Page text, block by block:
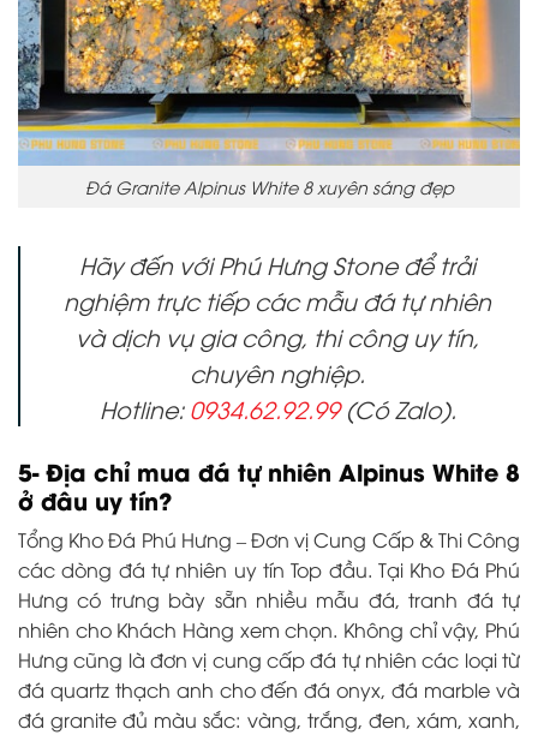
và dịch vụ gia công, thi công uy tín,
chuyên nghiệp.
Hotline:0934.62.92.99(Có Zalo).
5- Địa chỉ mua đá tự nhiên Alpinus White 8
ở đâu uy tín?
các dòng đá tự nhiên uy tín Top đầu. Tại Kho Đá Phú
Hưng có trưng bày sẵn nhiều mẫu đá, tranh đá tự
nhiên cho Khách Hàng xem chọn. Không chỉ vậy, Phú
Hưng cũng là đơn vị cung cấp đá tự nhiên các loại từ
đá quartz thạch anh cho đến đá onyx, đá marble và
đá granite đủ màu sắc: vàng, trắng, đen, xám, xanh,
…
Hotline (Zalo): 0934.62.92.99
Danh sách các địa chỉ kho đá của Phú Hưng Stone:
Kho Số 1: Số 1, ngõ 95 Gia Thượng, Thượng Thanh,
Long Biên, Hà Nội.
Kho Số 2: Số 302 Ngọc Hồi, Thanh Trì, Hà Nội.
Kho Số 3: Cảng Đức Giang – Long Biên – Hà Nội.
(Đá Nội Địa)